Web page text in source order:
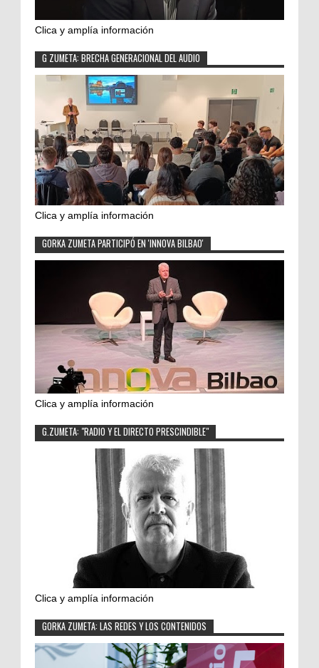
Clica y amplía información
G ZUMETA: BRECHA GENERACIONAL DEL AUDIO
Clica y amplía información
GORKA ZUMETA PARTICIPÓ EN 'INNOVA BILBAO'
Clica y amplía información
G.ZUMETA: "RADIO Y EL DIRECTO PRESCINDIBLE"
Clica y amplía información
GORKA ZUMETA: LAS REDES Y LOS CONTENIDOS